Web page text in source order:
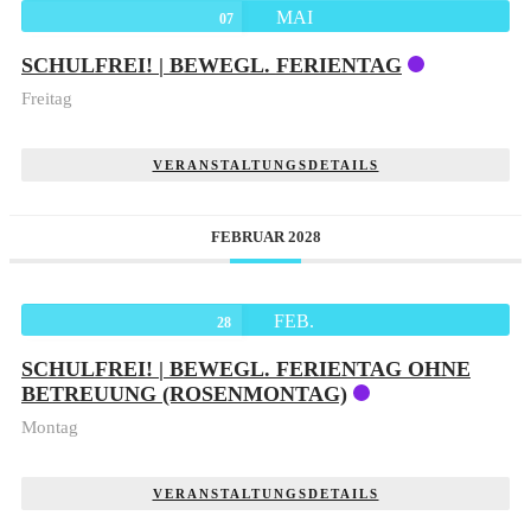
07 MAI
SCHULFREI! | BEWEGL. FERIENTAG
Freitag
VERANSTALTUNGSDETAILS
FEBRUAR 2028
28 FEB.
SCHULFREI! | BEWEGL. FERIENTAG OHNE
BETREUUNG (ROSENMONTAG)
Montag
VERANSTALTUNGSDETAILS